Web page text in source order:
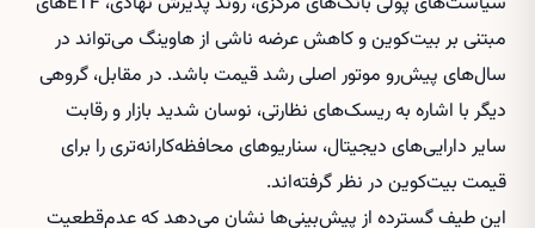
مبتنی بر بیت‌کوین و کاهش عرضه ناشی از هاوینگ می‌تواند در
سال‌های پیش‌رو موتور اصلی رشد قیمت باشد. در مقابل، گروهی
دیگر با اشاره به ریسک‌های نظارتی، نوسان شدید بازار و رقابت
سایر دارایی‌های دیجیتال، سناریوهای محافظه‌کارانه‌تری را برای
قیمت بیت‌کوین در نظر گرفته‌اند.
این طیف گسترده از پیش‌بینی‌ها نشان می‌دهد که عدم‌قطعیت